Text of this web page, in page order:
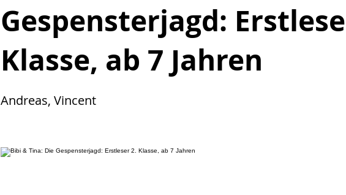
Gespensterjagd:
Klasse, ab 7 Jahren
Andreas, Vincent